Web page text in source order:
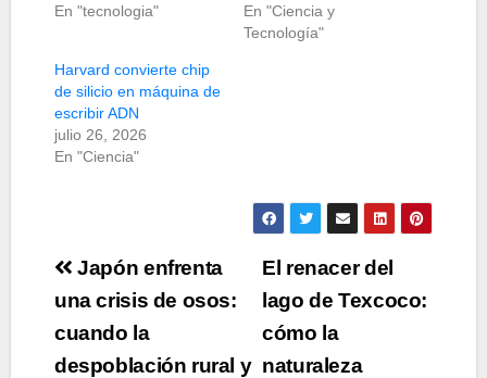
En "tecnologia"
En "Ciencia y
Tecnología"
Harvard convierte chip
de silicio en máquina de
escribir ADN
julio 26, 2026
En "Ciencia"
Navegación
de
entradas
El renacer del
lago de Texcoco:
cómo la
naturaleza
Japón enfrenta
una crisis de osos:
cuando la
despoblación rural y